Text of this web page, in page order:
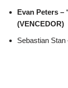
Evan Peters –
(VENCEDOR)
Sebastian Stan